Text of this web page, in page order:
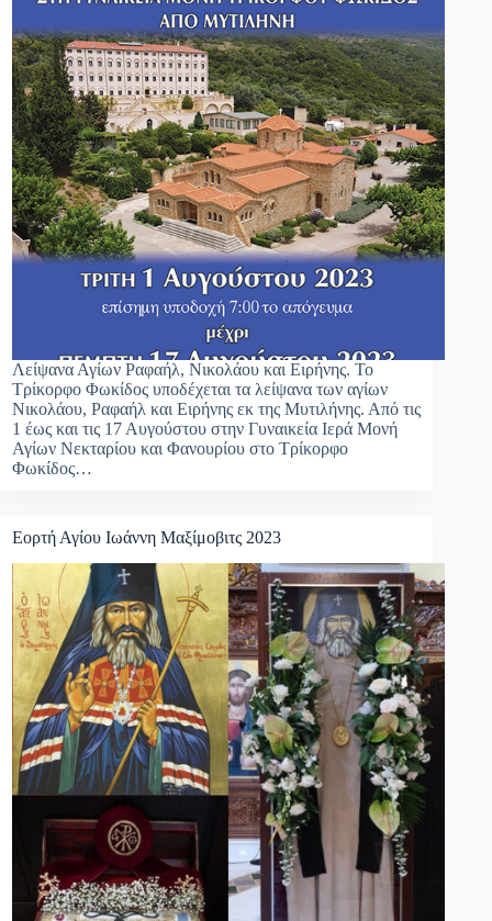
Λείψανα Αγίων Ραφαήλ, Νικολάου και Ειρήνης. Το
Τρίκορφο Φωκίδος υποδέχεται τα λείψανα των αγίων
Νικολάου, Ραφαήλ και Ειρήνης εκ της Μυτιλήνης. Από τις
1 έως και τις 17 Αυγούστου στην Γυναικεία Ιερά Μονή
Αγίων Νεκταρίου και Φανουρίου στο Τρίκορφο
Φωκίδος…
Εορτή Αγίου Ιωάννη Μαξίμοβιτς 2023